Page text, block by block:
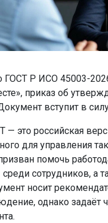
ГОСТ Р ИСО 45003-
приказ об
вступит в
это российская
для управления
помочь
сотрудников, а
носит
однако задаёт